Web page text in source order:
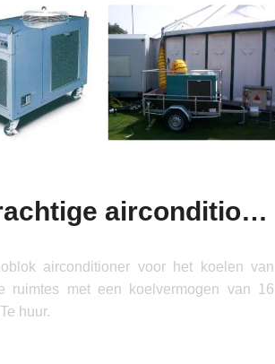
Krachtige airconditioners
airconditioner voor het koelen van
ruimtes met een koelvermogen van 16
huur.